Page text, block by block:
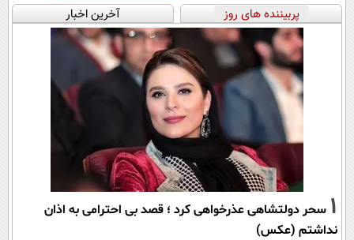
پربیننده های روز آخرین اخبار
1 سحر دولتشاهی عذرخواهی کرد ؛ قصد بی احترامی به اذان
نداشتم (عکس)